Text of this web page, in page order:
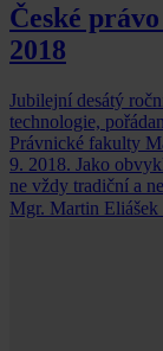
České
2018
Jubilejní desátý
technologie,
Právnické fakulty
9. 2018. Jako
ne vždy tradiční a
Mgr. Martin Eliášek